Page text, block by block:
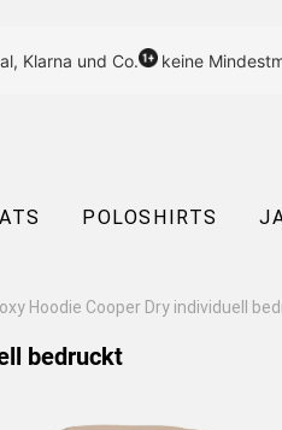
Klarna und Co. keine
POLOSHIRTS
Hoodie Cooper Dry individuell
bedruckt